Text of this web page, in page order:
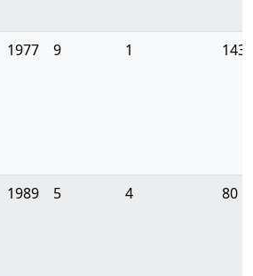
1977 9 1 143
1989 5 4 80